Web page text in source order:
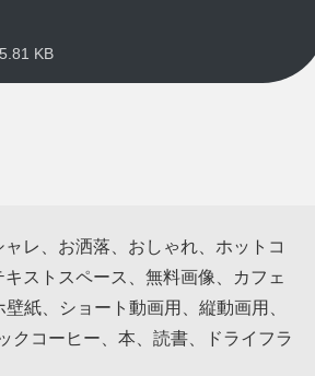
KB
レ、お洒落、おしゃれ、ホットコ
ストスペース、無料画像、カフェ
紙、ショート動画用、縦動画用、
クコーヒー、本、読書、ドライフラ